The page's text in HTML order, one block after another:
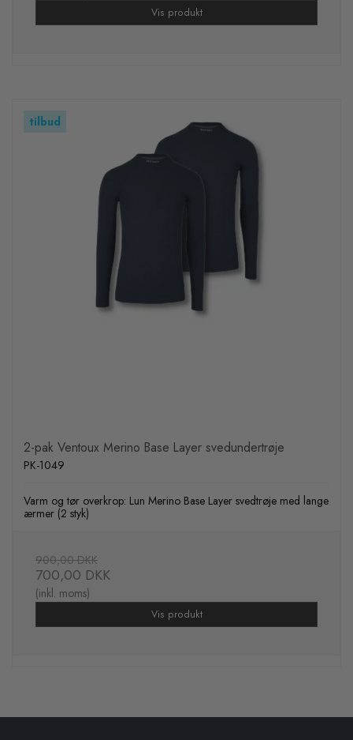
Vis produkt
tilbud
2-pak Ventoux Merino Base Layer svedundertrøje
PK-1049
Varm og tør overkrop: Lun Merino Base Layer svedtrøje med lange
ærmer (2 styk)
900,00 DKK
700,00 DKK
(inkl. moms)
Vis produkt